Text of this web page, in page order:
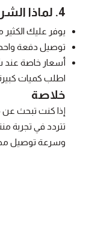
4. لماذا الشراء بالجملة هو الحل الأفضل؟
يوفر عليك الكثير
توصيل دفعة
أسعار خاصة عند
اطلب كميات
خلاصة
إذا كنت تبحث عن
تتردد في تجربة
وسرعة توصيل